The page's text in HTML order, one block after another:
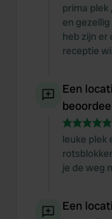
prima plek
en
heb zijn er
receptie
Een
leuke plek
je de weg
Een